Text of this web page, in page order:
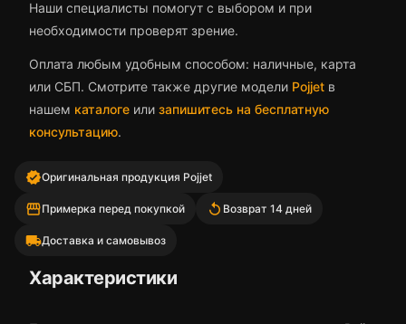
Наши специалисты помогут с выбором и при
необходимости проверят зрение.
Оплата любым удобным способом: наличные, карта
или СБП. Смотрите также другие модели Pojjet в
нашем каталоге или запишитесь на бесплатную
консультацию.
verifiedОригинальная продукция Pojjet
storefrontПримерка перед покупкой replay Возврат 14 дней
local_shippingДоставка и самовывоз
Характеристики